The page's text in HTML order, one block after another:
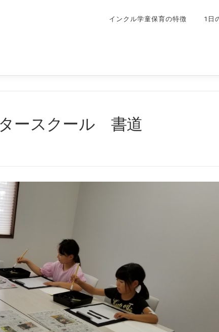
インクル学童保育の特徴 1日
ースクール 書道